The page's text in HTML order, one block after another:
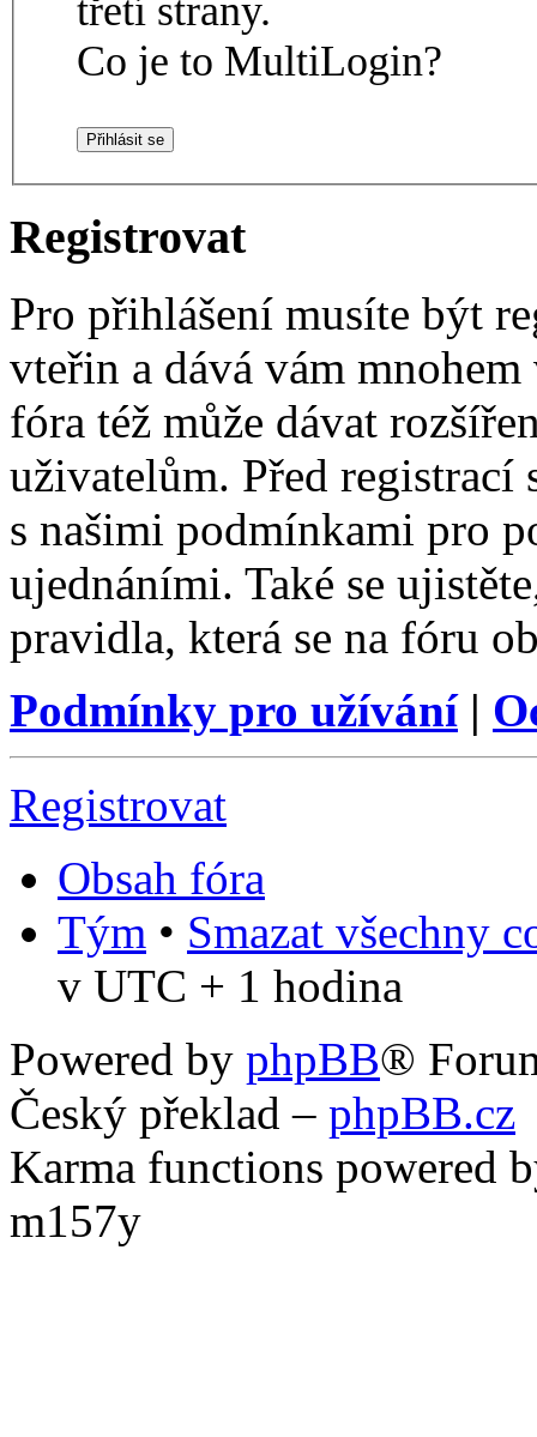
třetí strany.
Co je to MultiLogin?
Registrovat
Pro přihlášení musíte být
vteřin a dává vám
fóra též může dávat
uživatelům. Před registrací
s našimi podmínkami pro
ujednáními. Také se
pravidla, která se na fóru
Podmínky pro užívání|
Registrovat
Obsah fóra
Tým • Smazat všechny
v UTC + 1 hodina
Powered by phpBB®
Český překlad – phpBB.cz
Karma functions powered
m157y